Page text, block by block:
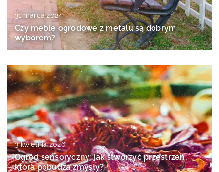
31 marca 2024
Czy meble ogrodowe z metalu są dobrym
wyborem?
3 kwietnia 2026
Ogród sensoryczny: jak stworzyć przestrzeń,
która pobudza zmysły?